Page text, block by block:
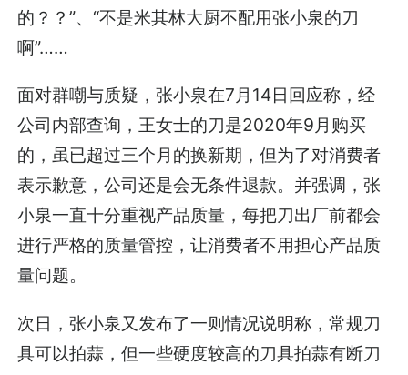
的？？”、“不是米其林大厨不配用张小泉的刀
啊”……
面对群嘲与质疑，张小泉在7月14日回应称，经
公司内部查询，王女士的刀是2020年9月购买
的，虽已超过三个月的换新期，但为了对消费者
表示歉意，公司还是会无条件退款。并强调，张
小泉一直十分重视产品质量，每把刀出厂前都会
进行严格的质量管控，让消费者不用担心产品质
量问题。
次日，张小泉又发布了一则情况说明称，常规刀
具可以拍蒜，但一些硬度较高的刀具拍蒜有断刀